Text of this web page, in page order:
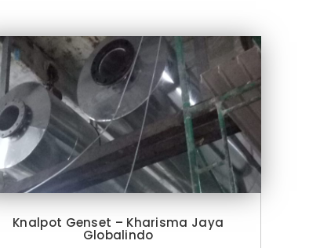
Knalpot Genset – Kharisma Jaya
Globalindo